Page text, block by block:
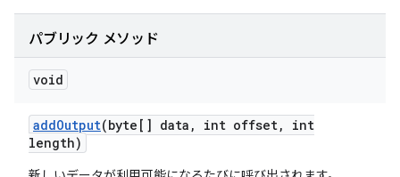
パブリック メソッド
void
addOutput(byte[] data , int offset,
int
length)